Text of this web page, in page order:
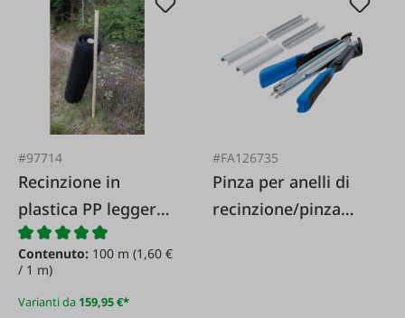
#97714
Recinzione in
plastica PP leggera
20 x 35
Contenuto: 100 m (1,60 €
/ 1 m)
Varianti da 159,95 €*
#FA126735
Pinza per anelli di
recinzione/pinza